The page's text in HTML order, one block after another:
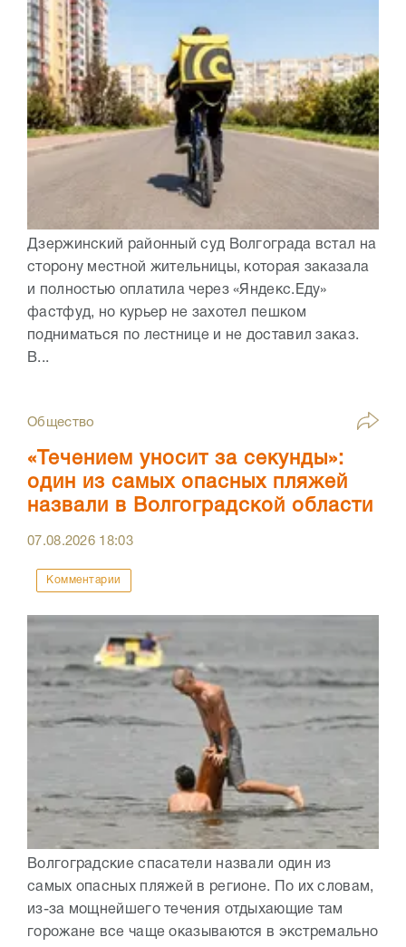
Дзержинский районный суд Волгограда встал на
сторону местной жительницы, которая заказала
и полностью оплатила через «Яндекс.Еду»
фастфуд, но курьер не захотел пешком
подниматься по лестнице и не доставил заказ.
В...
Общество
«Течением уносит за секунды»:
один из самых опасных пляжей
назвали в Волгоградской области
07.08.2026 18:03
Комментарии
Волгоградские спасатели назвали один из
самых опасных пляжей в регионе. По их словам,
из-за мощнейшего течения отдыхающие там
горожане все чаще оказываются в экстремально